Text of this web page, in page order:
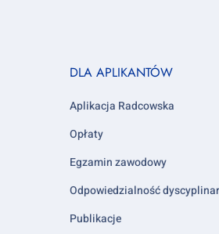
Footer
3
DLA APLIKANTÓW
Aplikacja Radcowska
Opłaty
Egzamin zawodowy
Odpowiedzialność
Publikacje